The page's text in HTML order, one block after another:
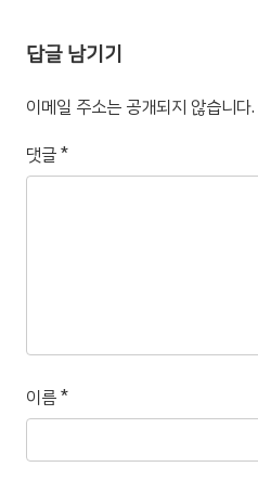
답글 남기기
이메일 주소는 공개되지 않습니다.
댓글*
이름*